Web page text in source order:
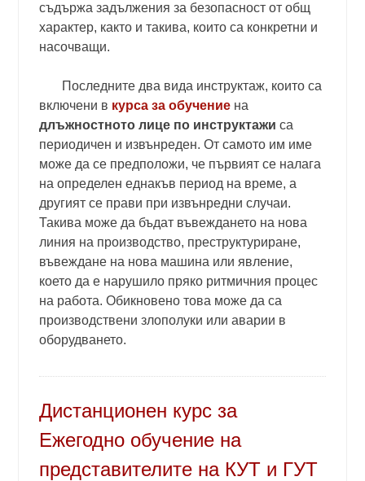
съдържа задължения за безопасност от общ
характер, както и такива, които са конкретни и
насочващи.
Последните два вида инструктаж, които са
включени в курса за обучение на
длъжностното лице по инструктажи са
периодичен и извънреден. От самото им име
може да се предположи, че първият се налага
на определен еднакъв период на време, а
другият се прави при извънредни случаи.
Такива може да бъдат въвеждането на нова
линия на производство, преструктуриране,
въвеждане на нова машина или явление,
което да е нарушило пряко ритмичния процес
на работа. Обикновено това може да са
производствени злополуки или аварии в
оборудването.
Дистанционен курс за
Ежегодно обучение на
представителите на КУТ и ГУТ